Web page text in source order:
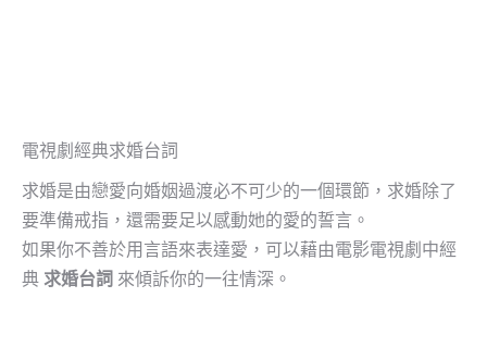
電視劇經典求婚台詞
求婚是由戀愛向婚姻過渡必不可少的一個環節，求婚除了
要準備戒指，還需要足以感動她的愛的誓言。
如果你不善於用言語來表達愛，可以藉由電影電視劇中經
典 求婚台詞 來傾訴你的一往情深。